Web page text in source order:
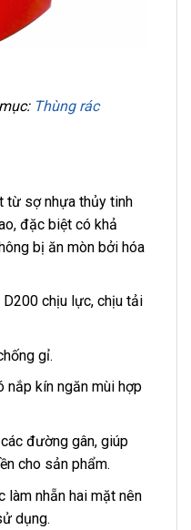
Thùng rác
từ sợ nhựa thủy tinh
đặc biệt có khả
bị ăn mòn bởi hóa
chịu lực, chịu tải
gỉ.
nắp kín ngăn mùi hợp
đường gân, giúp
cho sản phẩm.
làm nhẵn hai mặt nên
dụng.